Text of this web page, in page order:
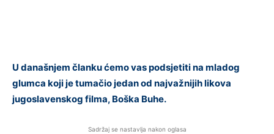
U današnjem članku ćemo vas podsjetiti na mladog
glumca koji je tumačio jedan od najvažnijih likova
jugoslavenskog filma, Boška Buhe.
Sadržaj se nastavlja nakon oglasa